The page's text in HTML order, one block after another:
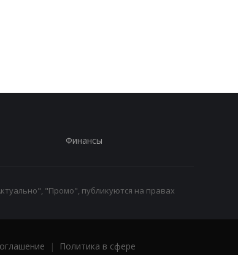
Финансы
"Промо", публикуются на правах
|
Политика в сфере